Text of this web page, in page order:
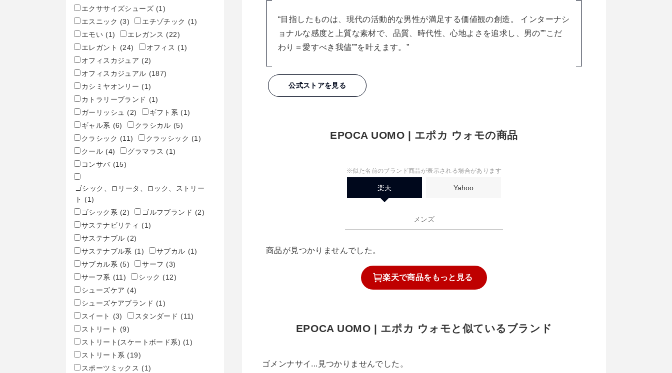
“目指したものは、現代の活動的な男性が満足する価値観の創造。 インターナシ
ョナルな感度と上質な素材で、品質、時代性、心地よさを追求し、男の””こだ
わり＝愛すべき我儘””を叶えます。”
公式ストアを見る
EPOCA UOMO | エポカ ウォモの商品
※似た名前のブランド商品が表示される場合があります
楽天 Yahoo
メンズ
商品が見つかりませんでした。
楽天で商品を もっと見る
EPOCA UOMO | エポカ ウォモと似ているブランド
ゴメンナサイ...見つかりませんでした。
エクササイズシューズ (1)
エスニック (3) エチゾチック (1)
エモい (1) エレガンス (22)
エレガント (24) オフィス (1)
オフィスカジュア (2)
オフィスカジュアル (187)
カシミヤオンリー (1)
カトラリーブランド (1)
ガーリッシュ (2) ギフト系 (1)
ギャル系 (6) クラシカル (5)
クラシック (11) クラッシック (1)
クール (4) グラマラス (1)
コンサバ (15)
ゴシック、ロリータ、ロック、ストリー
ト (1)
ゴシック系 (2) ゴルフブランド (2)
サステナビリティ (1)
サステナブル (2)
サステナブル系 (1) サブカル (1)
サブカル系 (5) サーフ (3)
サーフ系 (11) シック (12)
シューズケア (4)
シューズケアブランド (1)
スイート
(3) スタンダード (11)
ストリート (9)
ストリート(スケートボード系) (1)
ストリート系 (19)
スポーツミックス (1)